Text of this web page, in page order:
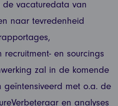
vacaturedata van
naar tevredenheid
en sourcings
zal in de komende
met o.a. de
en analyses